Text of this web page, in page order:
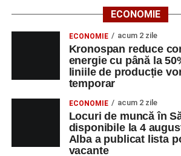
ECONOMIE
ECONOMIE acum 2 zile
Kronospan reduce
energie cu până la
liniile de producție
temporar
ECONOMIE acum 2 zile
Locuri de muncă în
disponibile la 4
Alba a publicat lista
vacante